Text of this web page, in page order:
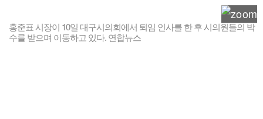
홍준표 시장이 10일 대구시의회에서 퇴임 인사를 한 후 시의원들의 박
수를 받으며 이동하고 있다. 연합뉴스